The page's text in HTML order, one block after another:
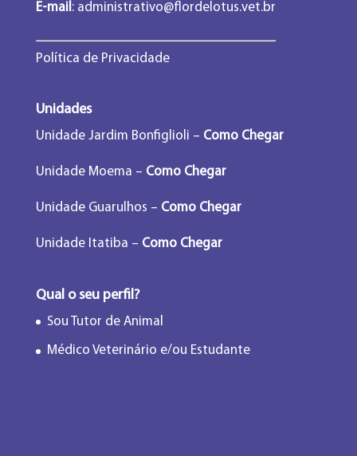
E-mail :administrativo@flordelotus.vet.br
Política de Privacidade
Unidades
Unidade Jardim Bonfiglioli – Como Chegar
Unidade Moema – Como Chegar
Unidade Guarulhos – Como Chegar
Unidade Itatiba – Como Chegar
Qual o seu perfil?
Sou Tutor de Animal
Médico Veterinário e/ou Estudante